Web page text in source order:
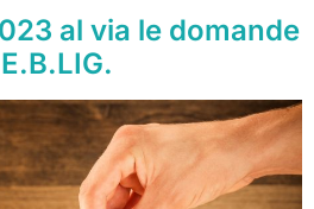
al via le domande